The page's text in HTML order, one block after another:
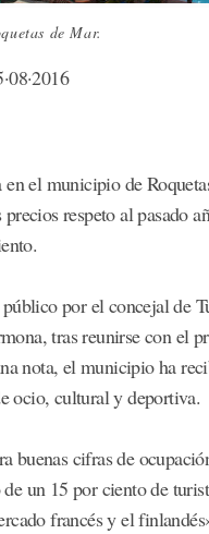
de Mar.
el municipio de
respeto al pasado
por el concejal de
tras reunirse con el
nota, el municipio ha
ocio, cultural y deportiva.
buenas cifras de
un 15 por ciento de
francés y el